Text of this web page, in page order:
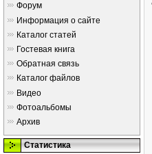
Форум
Информация о сайте
Каталог статей
Гостевая книга
Обратная связь
Каталог файлов
Видео
Фотоальбомы
Архив
Статистика